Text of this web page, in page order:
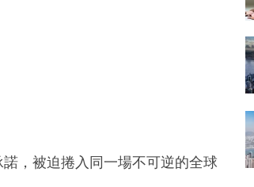
，被迫捲入同一場不可逆的全球